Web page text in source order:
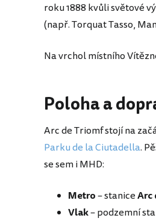
roku 1888 kvůli světové
(např. Torquat Tasso,
Na vrchol místního
Poloha a
Arc de Triomf stojí na
Parku de la Ciutadella.
se sem i MHD:
Metro– staniceArc
Vlak– podzemní